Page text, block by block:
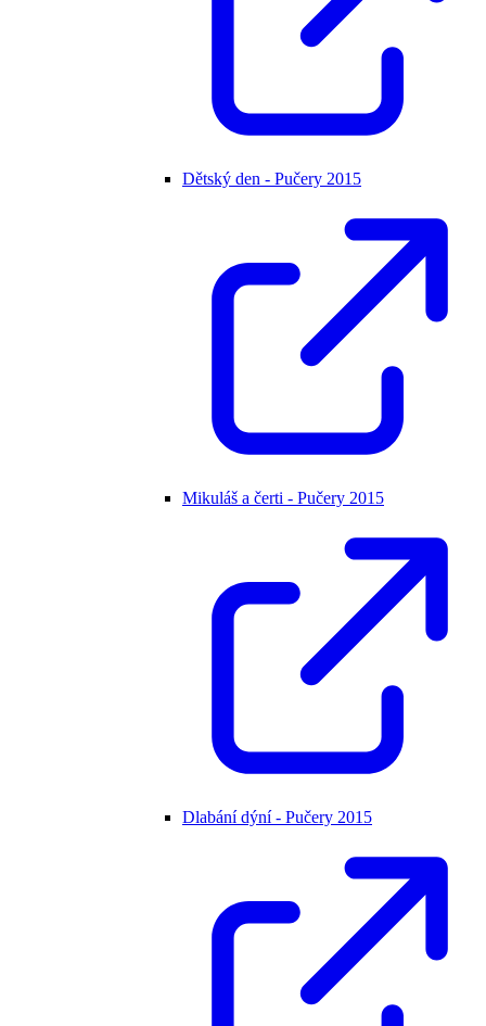
Dětský den - Pučery 2015
Mikuláš a čerti - Pučery 2015
Dlabání dýní - Pučery 2015